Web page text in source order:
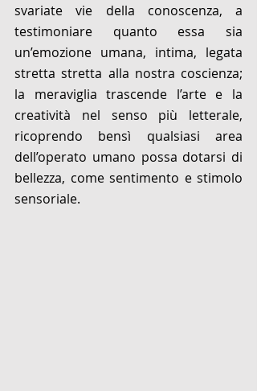
svariate vie della conoscenza, a
testimoniare quanto essa sia
un’emozione umana, intima, legata
stretta stretta alla nostra coscienza;
la meraviglia trascende l’arte e la
creatività nel senso più letterale,
ricoprendo bensì qualsiasi area
dell’operato umano possa dotarsi di
bellezza, come sentimento e stimolo
sensoriale.